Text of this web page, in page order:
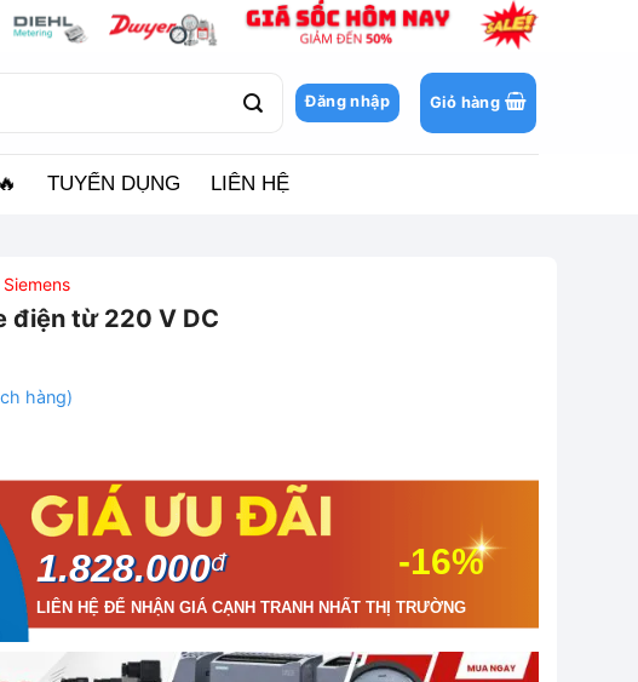
Đăng nhập Giỏ hàng
TUYỂN DỤNG LIÊN HỆ
điện từ 220 V DC
hàng)
-16%
1.828.000đ
LIÊN HỆ ĐỂ NHẬN GIÁ CẠNH TRANH NHẤT THỊ TRƯỜNG